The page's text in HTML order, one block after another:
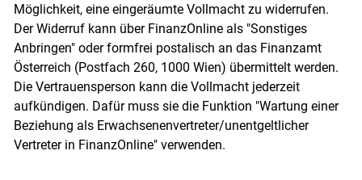
Möglichkeit, eine eingeräumte Vollmacht zu widerrufen.
Der Widerruf kann über FinanzOnline als "Sonstiges
Anbringen" oder formfrei postalisch an das Finanzamt
Österreich (Postfach 260, 1000 Wien) übermittelt werden.
Die Vertrauensperson kann die Vollmacht jederzeit
aufkündigen. Dafür muss sie die Funktion "Wartung einer
Beziehung als Erwachsenenvertreter/​unentgeltlicher
Vertreter in ­FinanzOnline" verwenden.